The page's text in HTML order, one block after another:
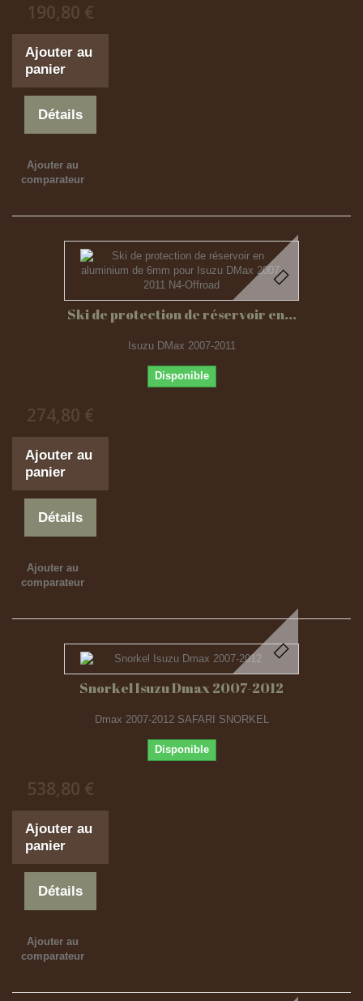
190,80 €
Ajouter au
panier
Détails
Ajouter au
comparateur
Ski de protection de réservoir en...
Isuzu DMax 2007-2011
Disponible
274,80 €
Ajouter au
panier
Détails
Ajouter au
comparateur
Snorkel Isuzu Dmax 2007-2012
Dmax 2007-2012 SAFARI SNORKEL
Disponible
538,80 €
Ajouter au
panier
Détails
Ajouter au
comparateur